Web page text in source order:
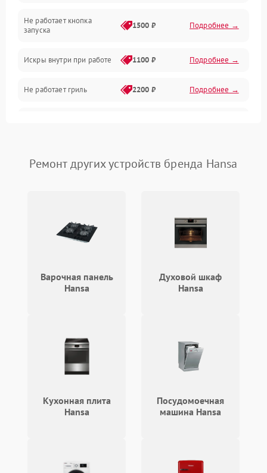
Нагрев и приготовление
Программное обеспечение
Не работает кнопка
запуска
1500 ₽ Подробнее →
Искры внутри при работе 1100 ₽ Подробнее →
Не работает гриль 2200 ₽ Подробнее →
Появление запаха гари 2400 ₽ Подробнее →
охлаждения
Подробнее →
Ремонт других устройств бренда Hansa
Варочная панель
Hansa
Духовой шкаф
Hansa
Кухонная плита
Hansa
Посудомоечная
машина Hansa